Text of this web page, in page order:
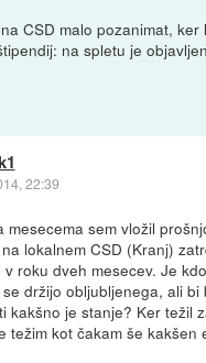
CSD malo pozanimat,
na spletu je
22:39
mesecema sem vložil
lokalnem CSD (Kranj)
roku dveh mesecev. Je
držijo obljubljenega, ali bi
kakšno je stanje? Ker težil
težim kot čakam še kakšen